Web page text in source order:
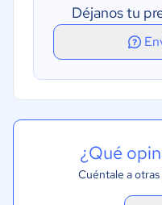
Déjanos tu
¿Qué
Cuéntale a